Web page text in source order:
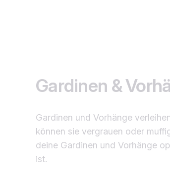
Gardinen &
Gardinen und Vorhänge
können sie vergrauen oder
deine Gardinen und Vorhänge
ist.